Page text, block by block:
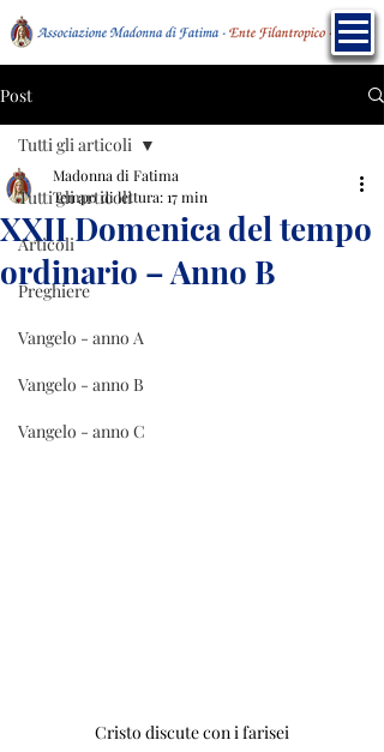
Post
Tutti gli articoli
Articoli
Preghiere
Vangelo - anno A
Vangelo - anno B
Vangelo - anno C
Tutti gli articoli
XXII Domenica del tempo
ordinario – Anno B
Madonna di Fatima
Tempo di lettura: 17 min
Cristo discute con i farisei